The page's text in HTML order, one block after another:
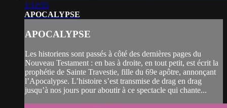
1:12:55
APOCALYPSE
APOCALYPSE
Les historiens sont passés à côté des dernières pages du
Nouveau Testament : en bas à droite, en tout petit, est écrit la
prophétie de Sainte Travestie, fille du 69e apôtre, annonçant
l’Apocalypse. L’histoire s’est transmise de drag en drag
jusqu’à nos jours pour aboutir à ce spectacle qui chante...